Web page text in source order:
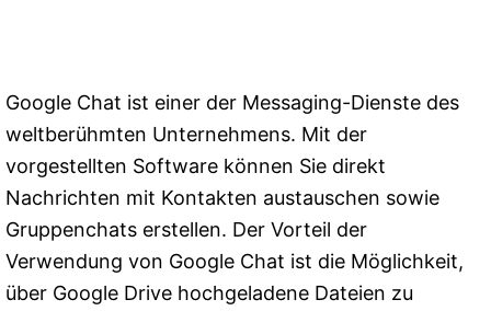
Google Chat ist einer der Messaging-Dienste des
weltberühmten Unternehmens. Mit der
vorgestellten Software können Sie direkt
Nachrichten mit Kontakten austauschen sowie
Gruppenchats erstellen. Der Vorteil der
Verwendung von Google Chat ist die Möglichkeit,
über Google Drive hochgeladene Dateien zu